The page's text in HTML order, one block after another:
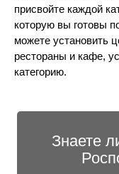
присвойте каждой
которую вы готовы
можете установить
рестораны и кафе,
категорию.
Знаете